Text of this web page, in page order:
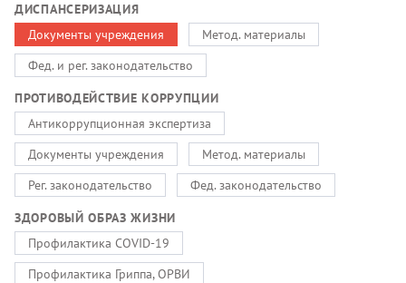
ДИСПАНСЕРИЗАЦИЯ
Документы учреждения
Метод. материалы
Фед. и рег. законодательство
ПРОТИВОДЕЙСТВИЕ КОРРУПЦИИ
Антикоррупционная экспертиза
Документы учреждения
Метод. материалы
Рег. законодательство
Фед. законодательство
ЗДОРОВЫЙ ОБРАЗ ЖИЗНИ
Профилактика COVID-19
Профилактика Гриппа, ОРВИ